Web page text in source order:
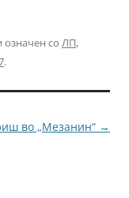
означен со ЛП,
.
во „Мезанин“ →